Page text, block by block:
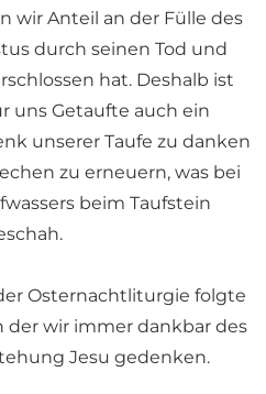
wir Anteil an der Fülle des
durch seinen Tod und
hat. Deshalb ist
uns Getaufte auch ein
unserer Taufe zu danken
zu erneuern, was bei
beim Taufstein
Osternachtliturgie folgte
der wir immer dankbar des
Jesu gedenken.